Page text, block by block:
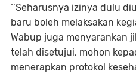
‘’Seharusnya izinya dulu
baru boleh melaksakan
Wabup juga menyarankan
telah disetujui, mohon
menerapkan protokol